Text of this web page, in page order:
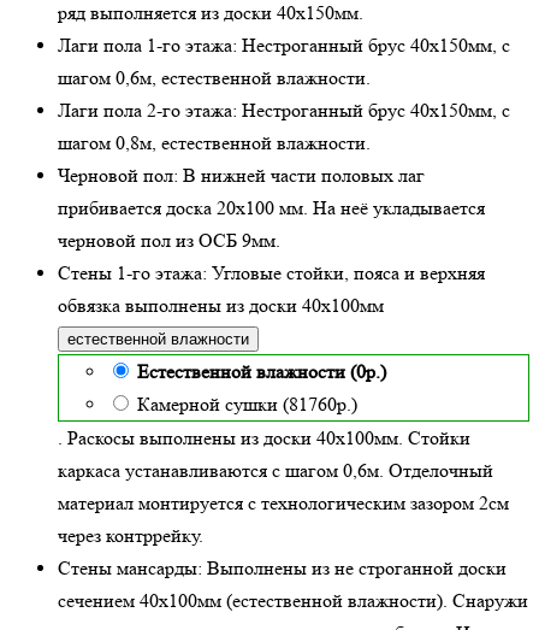
ряд выполняется из доски 40х150мм.
Лаги пола 1-го этажа: Нестроганный брус 40х150мм, с
шагом 0,6м, естественной влажности.
Лаги пола 2-го этажа: Нестроганный брус 40х150мм, с
шагом 0,8м, естественной влажности.
Черновой пол: В нижней части половых лаг
прибивается доска 20х100 мм. На неё укладывается
черновой пол из ОСБ 9мм.
Стены 1-го этажа: Угловые стойки, пояса и верхняя
обвязка выполнены из доски 40х100мм
естественной влажности
Естественной влажности (0р.)
Камерной сушки (81760р.)
. Раскосы выполнены из доски 40х100мм. Стойки
каркаса устанавливаются с шагом 0,6м. Отделочный
материал монтируется с технологическим зазором 2см
через контррейку.
Стены мансарды: Выполнены из не строганной доски
сечением 40х100мм (естественной влажности). Снаружи